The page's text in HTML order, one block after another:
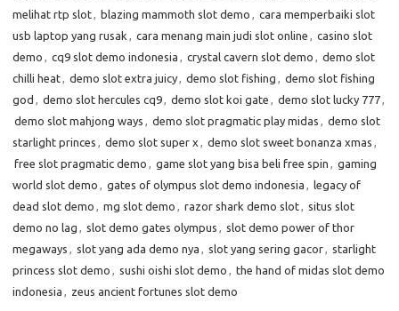
melihat rtp slot, blazing mammoth slot demo , cara memperbaiki slot
usb laptop yang rusak , cara menang main judi slot online , casino slot
demo , cq9 slot demo indonesia , crystal cavern slot demo , demo slot
chilli heat, demo slot extra juicy, demo slot fishing , demo slot fishing
god , demo slot hercules cq9, demo slot koi gate , demo slot lucky 777,
demo slot mahjong ways , demo slot pragmatic play midas , demo slot
starlight princes , demo slot super x , demo slot sweet bonanza xmas ,
free slot pragmatic demo , game slot yang bisa beli free spin , gaming
world slot demo , gates of olympus slot demo indonesia , legacy of
dead slot demo , mg slot demo , razor shark demo slot, situs slot
demo no lag , slot demo gates olympus , slot demo power of thor
megaways , slot yang ada demo nya , slot yang sering gacor, starlight
princess slot demo , sushi oishi slot demo , the hand of midas slot demo
indonesia , zeus ancient fortunes slot demo